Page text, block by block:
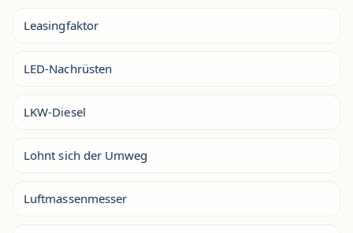
Leasingfaktor
LED-Nachrüsten
LKW-Diesel
Lohnt sich der Umweg
Luftmassenmesser